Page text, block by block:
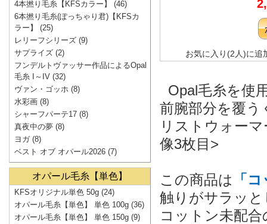
お気に入り(2人)に追
Opal毛糸を使
前腕部分を覆
リストウォー
像3枚目>
この商品は
「
触りがサラッ
コットン未配
4本撚り毛糸【KFSカラー】
(46)
6本撚り毛糸(ぽっちゃり君)【KFSカ
ラー】
(25)
レリーフシリーズ (9)
サプライズ (2)
フンデルトヴァッサー作品によるOpal
毛糸 I～IV (32)
ヴァン・ゴッホ (8)
水彩画 (8)
シャーフパーテ17 (8)
真夜中の夢 (8)
ヨガ(8)
ベスト オブ オパール2026 (7)
オパール毛糸【単色】
KFSオリジナル単色 50g (24)
オパール毛糸【単色】 単色 100g (36)
オパール毛糸【単色】 単色 150g (9)